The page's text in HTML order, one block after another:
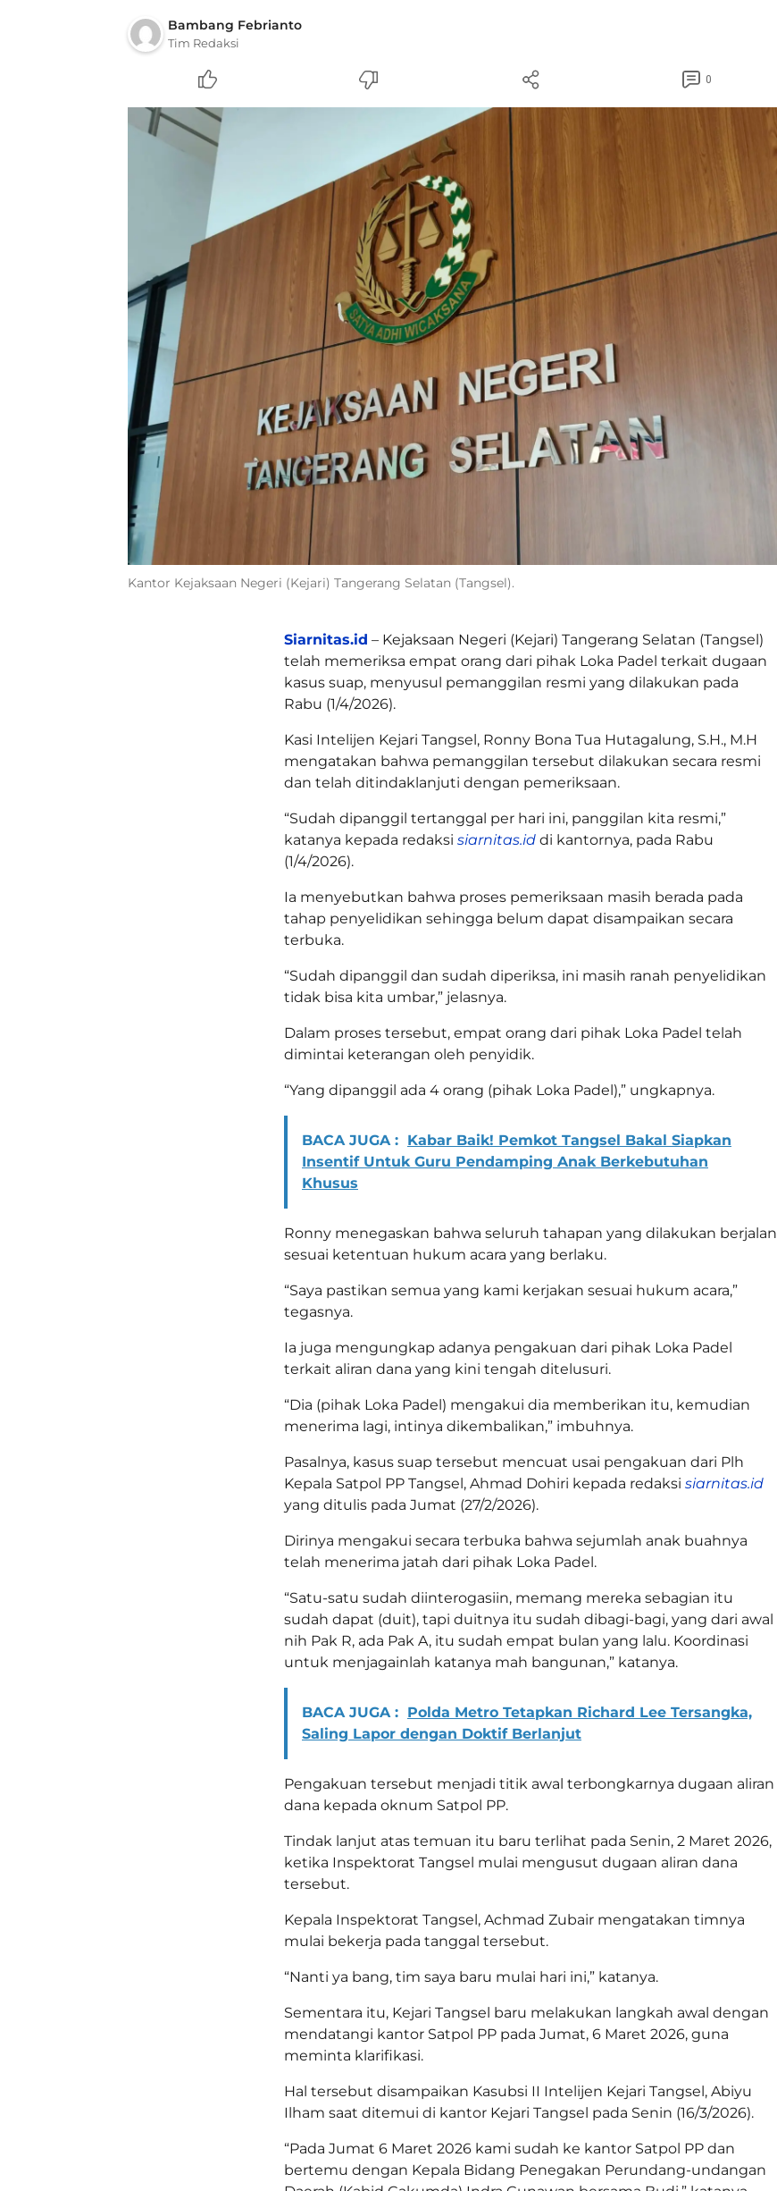
Bambang Febrianto
Tim Redaksi
0
Kantor Kejaksaan Negeri (Kejari) Tangerang Selatan (Tangsel).
Siarnitas.id – Kejaksaan Negeri (Kejari) Tangerang Selatan (Tangsel)
telah memeriksa empat orang dari pihak Loka Padel terkait dugaan
kasus suap, menyusul pemanggilan resmi yang dilakukan pada
Rabu (1/4/2026).
Kasi Intelijen Kejari Tangsel, Ronny Bona Tua Hutagalung, S.H., M.H
mengatakan bahwa pemanggilan tersebut dilakukan secara resmi
dan telah ditindaklanjuti dengan pemeriksaan.
“Sudah dipanggil tertanggal per hari ini, panggilan kita resmi,”
katanya kepada redaksi siarnitas.id di kantornya, pada Rabu
(1/4/2026).
Ia menyebutkan bahwa proses pemeriksaan masih berada pada
tahap penyelidikan sehingga belum dapat disampaikan secara
terbuka.
“Sudah dipanggil dan sudah diperiksa, ini masih ranah penyelidikan
tidak bisa kita umbar,” jelasnya.
Dalam proses tersebut, empat orang dari pihak Loka Padel telah
dimintai keterangan oleh penyidik.
“Yang dipanggil ada 4 orang (pihak Loka Padel),” ungkapnya.
BACA JUGA : Kabar Baik! Pemkot Tangsel Bakal Siapkan
Insentif Untuk Guru Pendamping Anak Berkebutuhan
Khusus
Ronny menegaskan bahwa seluruh tahapan yang dilakukan berjalan
sesuai ketentuan hukum acara yang berlaku.
“Saya pastikan semua yang kami kerjakan sesuai hukum acara,”
tegasnya.
Ia juga mengungkap adanya pengakuan dari pihak Loka Padel
terkait aliran dana yang kini tengah ditelusuri.
“Dia (pihak Loka Padel) mengakui dia memberikan itu, kemudian
menerima lagi, intinya dikembalikan,” imbuhnya.
Pasalnya, kasus suap tersebut mencuat usai pengakuan dari Plh
Kepala Satpol PP Tangsel, Ahmad Dohiri kepada redaksi siarnitas.id
yang ditulis pada Jumat (27/2/2026).
Dirinya mengakui secara terbuka bahwa sejumlah anak buahnya
telah menerima jatah dari pihak Loka Padel.
“Satu-satu sudah diinterogasiin, memang mereka sebagian itu
sudah dapat (duit), tapi duitnya itu sudah dibagi-bagi, yang dari awal
nih Pak R, ada Pak A, itu sudah empat bulan yang lalu. Koordinasi
untuk menjagainlah katanya mah bangunan,” katanya.
BACA JUGA : Polda Metro Tetapkan Richard Lee Tersangka,
Saling Lapor dengan Doktif Berlanjut
Pengakuan tersebut menjadi titik awal terbongkarnya dugaan aliran
dana kepada oknum Satpol PP.
Tindak lanjut atas temuan itu baru terlihat pada Senin, 2 Maret 2026,
ketika Inspektorat Tangsel mulai mengusut dugaan aliran dana
tersebut.
Kepala Inspektorat Tangsel, Achmad Zubair mengatakan timnya
mulai bekerja pada tanggal tersebut.
“Nanti ya bang, tim saya baru mulai hari ini,” katanya.
Sementara itu, Kejari Tangsel baru melakukan langkah awal dengan
mendatangi kantor Satpol PP pada Jumat, 6 Maret 2026, guna
meminta klarifikasi.
Hal tersebut disampaikan Kasubsi II Intelijen Kejari Tangsel, Abiyu
Ilham saat ditemui di kantor Kejari Tangsel pada Senin (16/3/2026).
“Pada Jumat 6 Maret 2026 kami sudah ke kantor Satpol PP dan
bertemu dengan Kepala Bidang Penegakan Perundang-undangan